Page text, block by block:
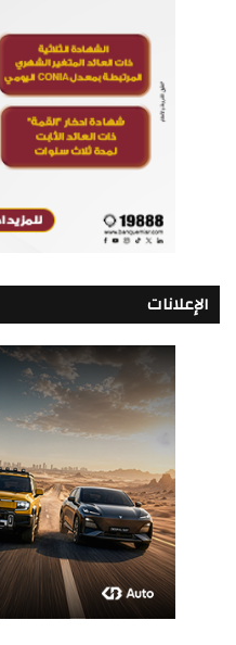
الإعلانات